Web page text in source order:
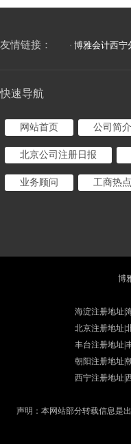
友情链接： · 博雅会计西宁
快速导航
网站首页 公司简介
北京公司注册日报
业务顾问 工商热点
博
海淀注册地址|
北京注册地址 |
丰台注册地址 |
朝阳注册地址 |
西宁注册地址 |
声明：本网站部分转载信息是